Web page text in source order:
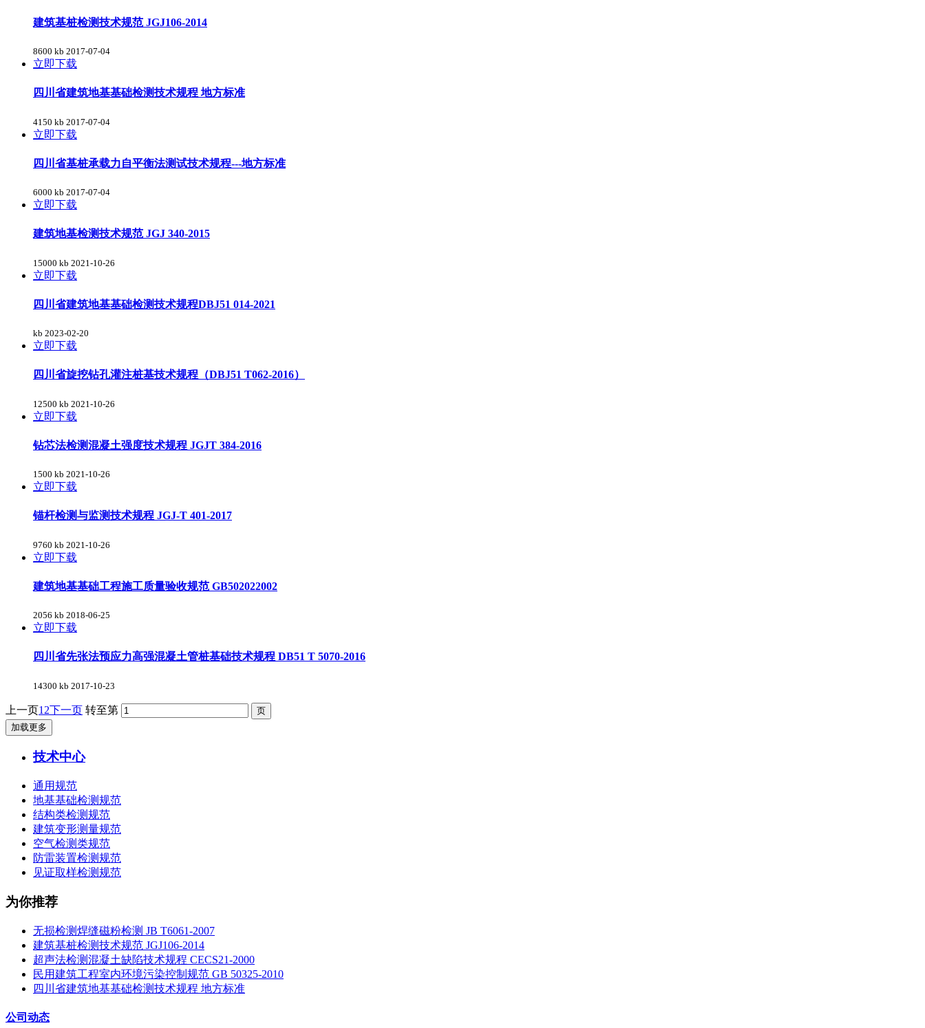
建筑基桩检测技术规范 JGJ106-2014
8600 kb 2017-07-04
立即下载
四川省建筑地基基础检测技术规程 地方标准
4150 kb 2017-07-04
立即下载
四川省基桩承载力自平衡法测试技术规程---地方标准
6000 kb 2017-07-04
立即下载
建筑地基检测技术规范 JGJ 340-2015
15000 kb 2021-10-26
立即下载
四川省建筑地基基础检测技术规程DBJ51 014-2021
kb 2023-02-20
立即下载
四川省旋挖钻孔灌注桩基技术规程（DBJ51 T062-2016）
12500 kb 2021-10-26
立即下载
钻芯法检测混凝土强度技术规程 JGJT 384-2016
1500 kb 2021-10-26
立即下载
锚杆检测与监测技术规程 JGJ-T 401-2017
9760 kb 2021-10-26
立即下载
建筑地基基础工程施工质量验收规范 GB502022002
2056 kb 2018-06-25
立即下载
四川省先张法预应力高强混凝土管桩基础技术规程 DB51 T 5070-2016
14300 kb 2017-10-23
上一页1 2下一页 转至第
加载更多
技术中心
通用规范
地基基础检测规范
结构类检测规范
建筑变形测量规范
空气检测类规范
防雷装置检测规范
见证取样检测规范
为你推荐
无损检测焊缝磁粉检测 JB T6061-2007
建筑基桩检测技术规范 JGJ106-2014
超声法检测混凝土缺陷技术规程 CECS21-2000
民用建筑工程室内环境污染控制规范 GB 50325-2010
四川省建筑地基基础检测技术规程 地方标准
公司动态